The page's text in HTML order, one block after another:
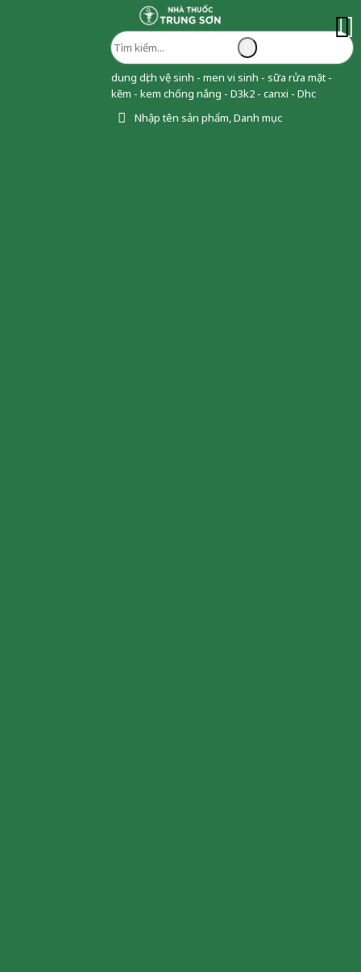
dung dịch vệ sinh - men vi sinh - sữa rửa mặt -
kẽm - kem chống nắng - D3k2 - canxi - Dhc
Nhập tên sản phẩm, Danh mục